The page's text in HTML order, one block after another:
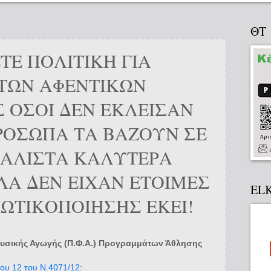
ΠΟΛΙΤΙΚΗ ΓΙΑ
ΑΦΕΝΤΙΚΩΝ
ΟΣΟΙ ΔΕΝ ΕΚΛΕΙΣΑΝ
ΤΑ ΒΑΖΟΥΝ ΣΕ
ΚΑΛΥΤΕΡΑ
ΔΕΝ ΕΙΧΑΝ ΕΤΟΙΜΕΣ
ΕΚΕΙ!
Αγωγής (Π.Φ.Α.) Προγραμμάτων Άθλησης
12 του Ν.4071/12:
ΘΤ